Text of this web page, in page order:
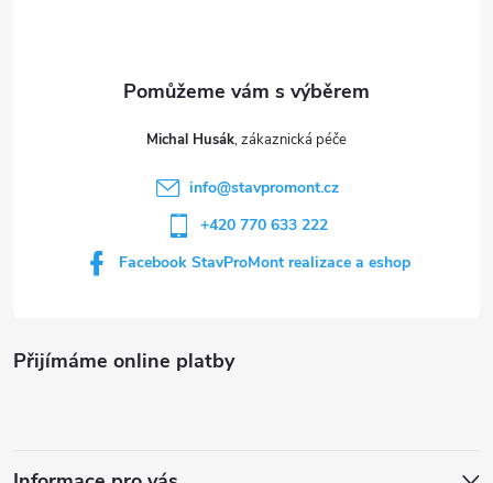
Přijímáme online platby
Michal Husák
info@stavpromont.cz
+420 770 633 222
Facebook StavProMont realizace a eshop